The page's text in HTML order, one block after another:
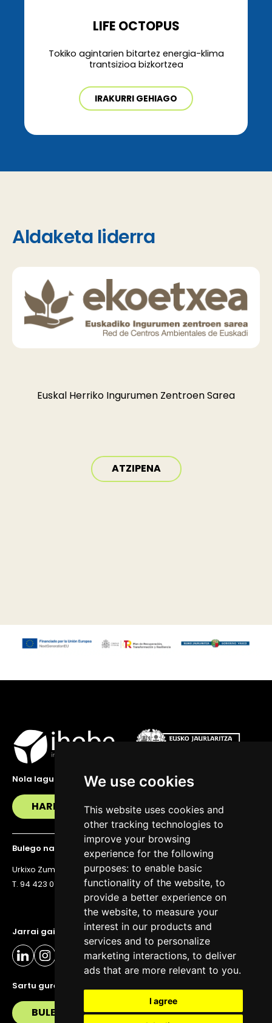
We use cookies
This website uses cookies and
other tracking technologies to
improve your browsing
experience for the following
purposes: to enable basic
functionality of the website, to
provide a better experience on
the website, to measure your
interest in our products and
services and to personalize
marketing interactions, to deliver
ads that are more relevant to you.
I agree
LIFE OCTOPUS
Tokiko agintarien bitartez energia-klima
trantsizioa bizkortzea
IRAKURRI GEHIAGO
Aldaketa liderra
Euskal Herriko Ingurumen Zentroen Sarea
ATZIPENA
Jarrai gaitzazu eguneratuta egoteko
Sartu gure buletinera
BULETIN
Nola lagundu zaitzakegu?
HARREMANETAN JARRI
Bulego nagusia
Urkixo Zumarkalea 36, 6. solairua, 48011 Bilbo
T. 94 423 07 43